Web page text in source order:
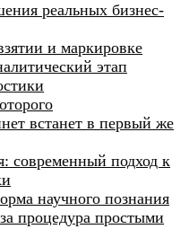
реальных бизнес-
и маркировке
этап
встанет в первый же
современный подход к
научного познания
процедура простыми